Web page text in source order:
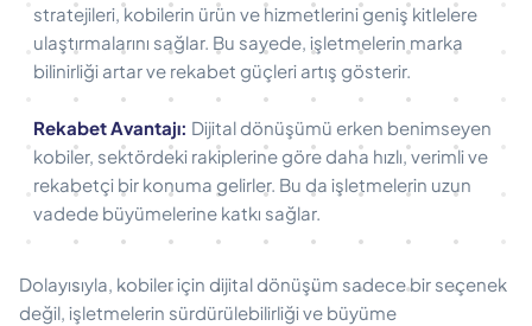
stratejileri, kobilerin ürün ve hizmetlerini geniş kitlelere
ulaştırmalarını sağlar. Bu sayede, işletmelerin marka
bilinirliği artar ve rekabet güçleri artış gösterir.
Rekabet Avantajı: Dijital dönüşümü erken benimseyen
kobiler, sektördeki rakiplerine göre daha hızlı, verimli ve
rekabetçi bir konuma gelirler. Bu da işletmelerin uzun
vadede büyümelerine katkı sağlar.
Dolayısıyla, kobiler için dijital dönüşüm sadece bir seçenek
değil, işletmelerin sürdürülebilirliği ve büyüme